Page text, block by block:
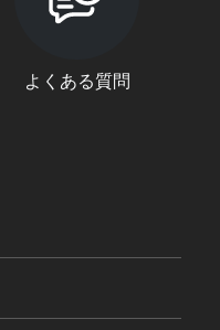
よくある質問